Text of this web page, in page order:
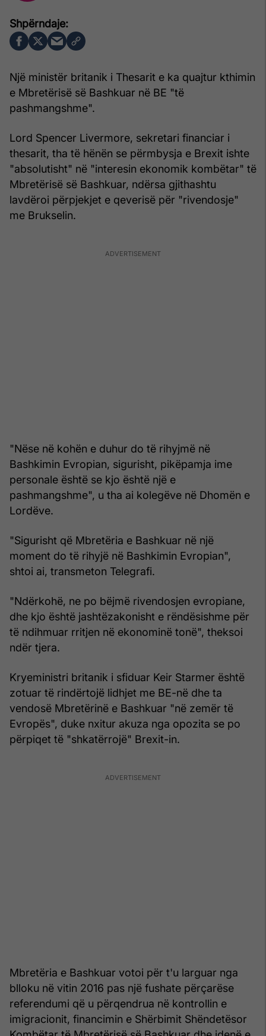
Një ministër britanik i Thesarit e ka quajtur kthimin
e Mbretërisë së Bashkuar në BE "të
pashmangshme".
Lord Spencer Livermore, sekretari financiar i
thesarit, tha të hënën se përmbysja e Brexit ishte
"absolutisht" në "interesin ekonomik kombëtar" të
Mbretërisë së Bashkuar, ndërsa gjithashtu
lavdëroi përpjekjet e qeverisë për "rivendosje"
me Brukselin.
"Nëse në kohën e duhur do të rihyjmë në
Bashkimin Evropian, sigurisht, pikëpamja ime
personale është se kjo është një e
pashmangshme", u tha ai kolegëve në Dhomën e
Lordëve.
"Sigurisht që Mbretëria e Bashkuar në një
moment do të rihyjë në Bashkimin Evropian",
shtoi ai, transmeton Telegrafi.
"Ndërkohë, ne po bëjmë rivendosjen evropiane,
dhe kjo është jashtëzakonisht e rëndësishme për
të ndihmuar rritjen në ekonominë tonë", theksoi
ndër tjera.
Kryeministri britanik i sfiduar Keir Starmer është
zotuar të rindërtojë lidhjet me BE-në dhe ta
vendosë Mbretërinë e Bashkuar "në zemër të
Evropës", duke nxitur akuza nga opozita se po
përpiqet të "shkatërrojë" Brexit-in.
Mbretëria e Bashkuar votoi për t'u larguar nga
blloku në vitin 2016 pas një fushate përçarëse
referendumi që u përqendrua në kontrollin e
imigracionit, financimin e Shërbimit Shëndetësor